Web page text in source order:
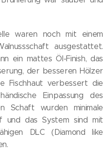
waren noch mit einem
ausgestattet.
ein mattes Öl-Finish, das
der besseren Hölzer
Fischhaut verbessert die
Einpassung des
Schaft wurden minimale
und das System sind mit
DLC (Diamond like